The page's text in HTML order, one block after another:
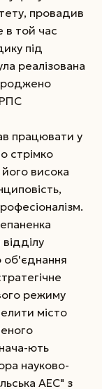
провадив
в той час
під
реалізована
працювати у
стрімко
висока
об'єднання
режиму
місто
ють
науково-
АЕС" з